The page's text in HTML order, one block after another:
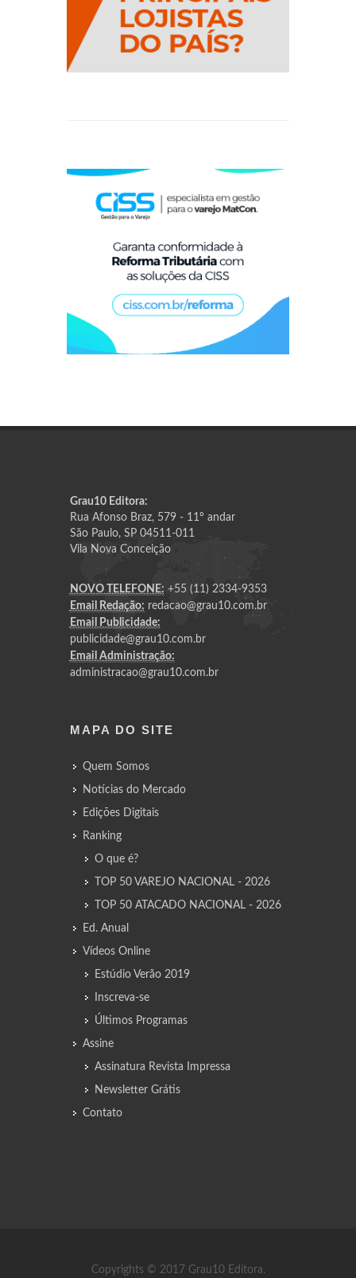
Grau10 Editora:
Rua Afonso Braz, 579 - 11º andar
São Paulo, SP 04511-011
Vila Nova Conceição
NOVO TELEFONE: +55 (11) 2334-9353
Email Redação: redacao@grau10.com.br
Email Publicidade:
publicidade@grau10.com.br
Email Administração:
administracao@grau10.com.br
MAPA DO SITE
Quem Somos
Notícias do Mercado
Edições Digitais
Ranking
O que é?
TOP 50 VAREJO NACIONAL - 2026
TOP 50 ATACADO NACIONAL - 2026
Ed. Anual
Vídeos Online
Estúdio Verão 2019
Inscreva-se
Últimos Programas
Assine
Assinatura Revista Impressa
Newsletter Grátis
Contato
Copyrights © 2017 Grau10 Editora.